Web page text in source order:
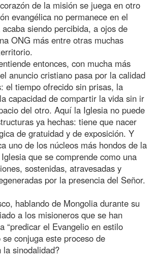
de la misión se juega en otro
evangélica no permanece en el
siendo percibida, a ojos de
ONG más entre otras muchas
entonces, con mucha más
anuncio cristiano pasa por la calidad
el tiempo ofrecido sin prisas, la
capacidad de compartir la vida sin ir
del otro. Aquí la Iglesia no puede
ya hechas: tiene que nacer
de gratuidad y de exposición. Y
uno de los núcleos más hondos de la
que se comprende como una
sostenidas, atravesadas y
por la presencia del Señor.
hablando de Mongolia durante su
a los misioneros que se han
“predicar el Evangelio en estilo
se conjuga este proceso de
la sinodalidad?